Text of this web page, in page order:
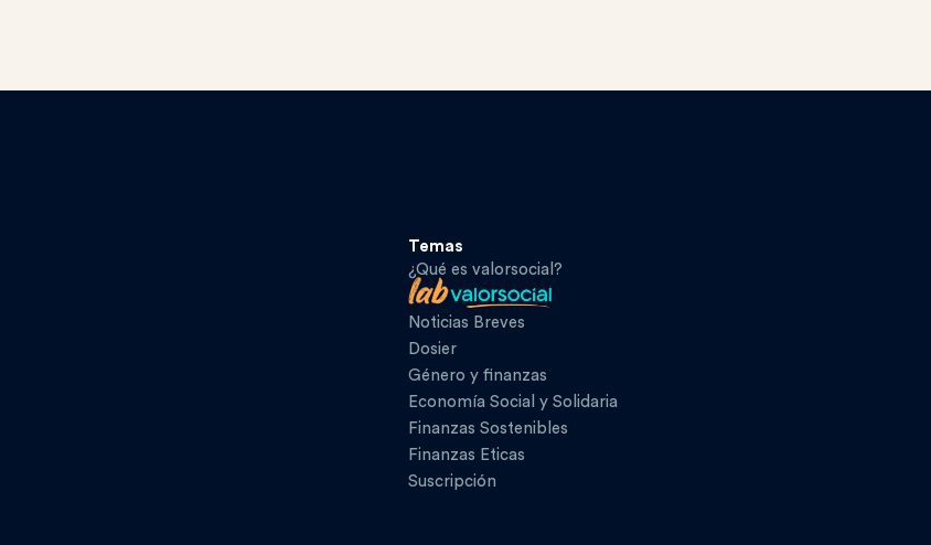
Temas
¿Qué es valorsocial?
Noticias Breves
Dosier
Género y finanzas
Economía Social y Solidaria
Finanzas Sostenibles
Finanzas Eticas
Suscripción